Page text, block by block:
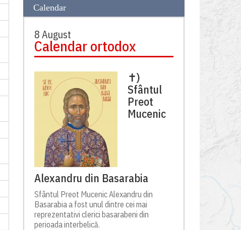
Calendar
8 August
Calendar ortodox
✝)
Sfântul
Preot
Mucenic
Alexandru din Basarabia
Sfântul Preot Mucenic Alexandru din
Basarabia a fost unul dintre cei mai
reprezentativi clerici basarabeni din
perioada interbelică.